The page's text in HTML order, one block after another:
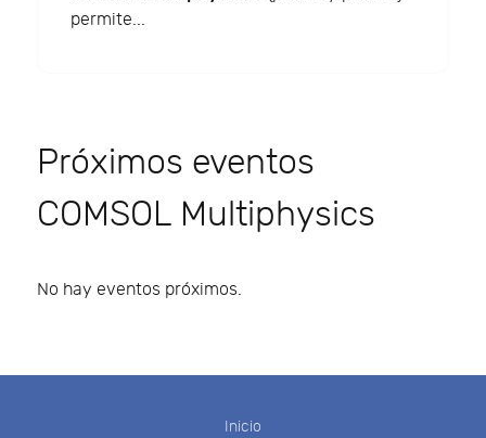
permite...
Próximos eventos
COMSOL Multiphysics
No hay eventos próximos.
Inicio